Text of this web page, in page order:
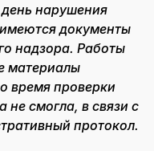
нарушения
документы
надзора. Работы
материалы
время проверки
не смогла, в связи с
протокол.